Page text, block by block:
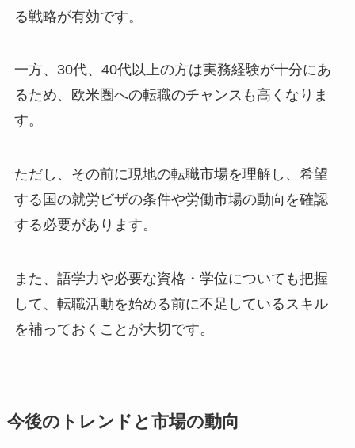
る戦略が有効です。
一方、30代、40代以上の方は実務経験が十分にあ
るため、欧米圏への転職のチャンスも高くなりま
す。
ただし、その前に現地の転職市場を理解し、希望
する国の就労ビザの条件や労働市場の動向を確認
する必要があります。
また、語学力や必要な資格・学位についても把握
して、転職活動を始める前に不足しているスキル
を補っておくことが大切です。
今後のトレンドと市場の動向